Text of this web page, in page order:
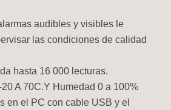
audibles y visibles le
las condiciones de calidad
hasta 16 000 lecturas.
A 70C.Y Humedad 0 a 100%
en el PC con cable USB y el